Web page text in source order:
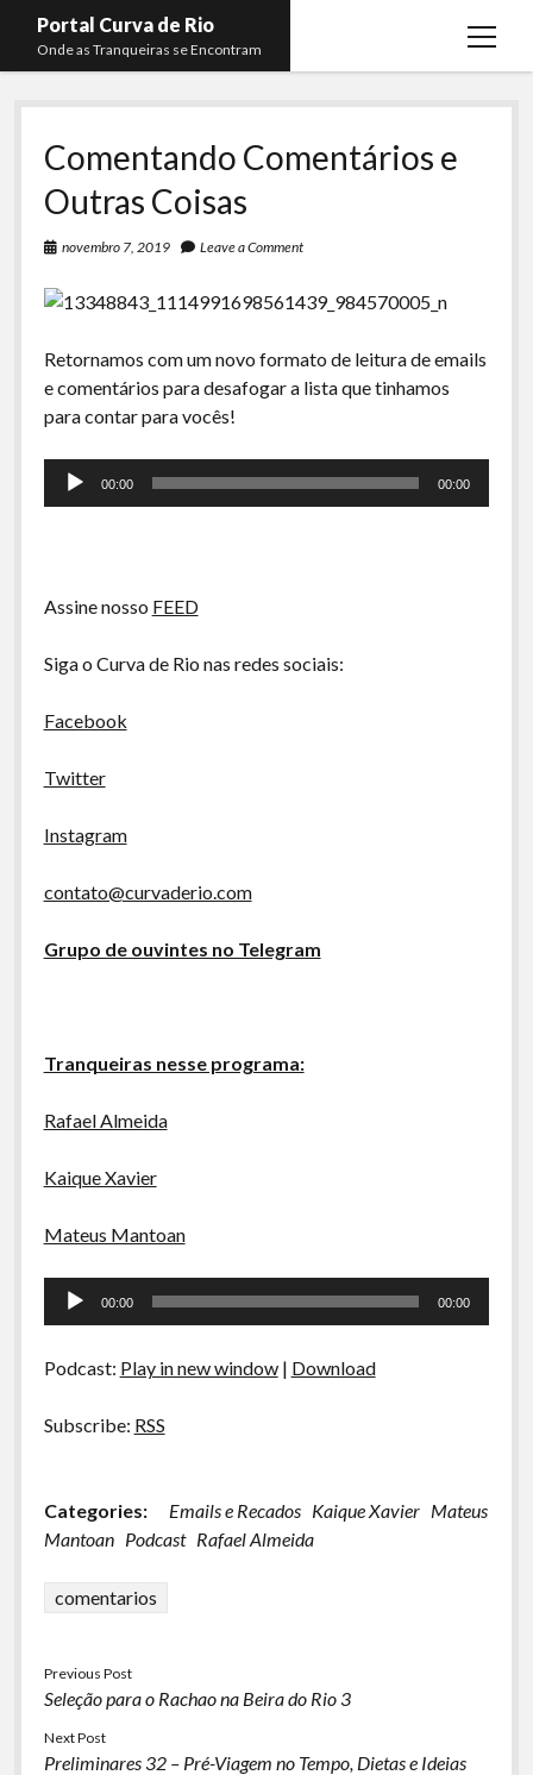
Portal Curva de Rio
Onde as Tranqueiras se Encontram
open
Podcasts open
Curva de Rio
Curva Belas Artes
Curva Classics
Boca do Lixo
Rachão na Beira do RIo
Arquivo CDR
Membros open
Almir Ribeiro
Felype Silva
Mateus Mantoan
Rafael Almeida
twitterfacebookinstagram
youtube
rss
Comentando Comentários e
Outras Coisas
novembro 7, 2019 Leave a Comment
Retornamos com um novo formato de leitura de emails
e comentários para desafogar a lista que tinhamos
para contar para vocês!
Tocador
00:00 00:00
Assine nosso FEED
Siga o Curva de Rio nas redes sociais:
Facebook
Twitter
Instagram
contato@curvaderio.com
Grupo de ouvintes no Telegram
Tranqueiras nesse programa:
Rafael Almeida
Kaique Xavier
Mateus Mantoan
Tocador
00:00 00:00
Podcast: Play in new window| Download
Subscribe: RSS
Categories: Emails e Recados Kaique Xavier Mateus
Mantoan Podcast Rafael Almeida
comentarios
Previous Post
Seleção para o Rachao na Beira do Rio 3
Next Post
Preliminares 32 – Pré-Viagem no Tempo, Dietas e Ideias